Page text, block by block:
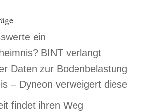
ein
BINT verlangt
Daten zur Bodenbelastung
– Dyneon verweigert diese
findet ihren Weg